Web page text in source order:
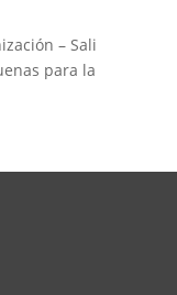
– Sali
para la